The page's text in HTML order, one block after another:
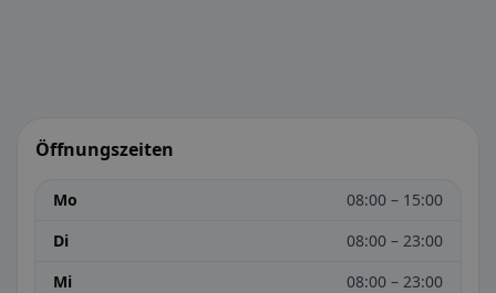
Öffnungszeiten
Mo
08:00 – 15:00
Di
08:00 – 23:00
Mi
08:00 – 23:00